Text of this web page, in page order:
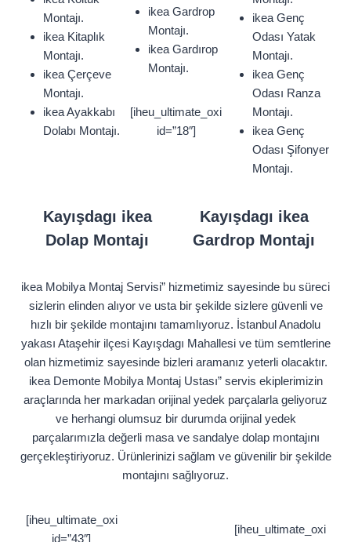
Montajı.
ikea Kitaplık
Montajı.
ikea Çerçeve
Montajı.
ikea Ayakkabı
Dolabı Montajı.
ikea Gardrop
Montajı.
ikea Gardırop
Montajı.
[iheu_ultimate_oxi
id=”18″]
ikea Genç
Odası Yatak
Montajı.
ikea Genç
Odası Ranza
Montajı.
ikea Genç
Odası Şifonyer
Montajı.
Kayışdagı ikea
Dolap Montajı
Kayışdagı ikea
Gardrop Montajı
ikea Mobilya Montaj Servisi” hizmetimiz sayesinde bu süreci
sizlerin elinden alıyor ve usta bir şekilde sizlere güvenli ve
hızlı bir şekilde montajını tamamlıyoruz. İstanbul Anadolu
yakası Ataşehir ilçesi Kayışdagı Mahallesi ve tüm semtlerine
olan hizmetimiz sayesinde bizleri aramanız yeterli olacaktır.
ikea Demonte Mobilya Montaj Ustası” servis ekiplerimizin
araçlarında her markadan orijinal yedek parçalarla geliyoruz
ve herhangi olumsuz bir durumda orijinal yedek
parçalarımızla değerli masa ve sandalye dolap montajını
gerçekleştiriyoruz. Ürünlerinizi sağlam ve güvenilir bir şekilde
montajını sağlıyoruz.
[iheu_ultimate_oxi
id=”43″]
[iheu_ultimate_oxi